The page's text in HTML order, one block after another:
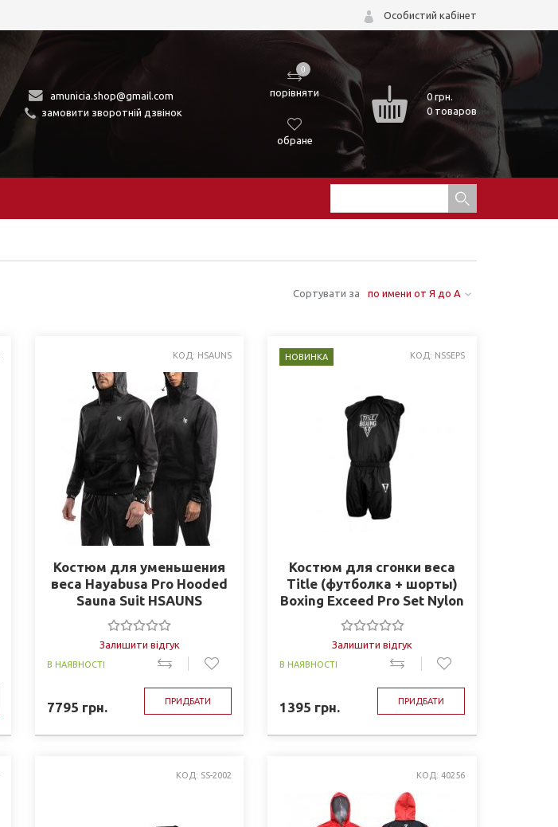
Особистий кабінет
amunicia.shop@gmail.com
замовити зворотній дзвінок
0
порівняти
обране
0грн.
0 товаров
Сортувати за по имени от Я до А
КОД: HSAUNS
Костюм для уменьшения
веса Hayabusa Pro Hooded
Sauna Suit HSAUNS
Залишити відгук
В НАЯВНОСТІ
7795 грн. ПРИДБАТИ
НОВИНКА КОД: NSSEPS
Костюм для сгонки веса
Title (футболка + шорты)
Boxing Exceed Pro Set Nylon
Sauna Suit NSSEPS
Залишити відгук
В НАЯВНОСТІ
1395 грн. ПРИДБАТИ
КОД: SS-2002 КОД: 40256